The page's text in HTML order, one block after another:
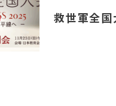
救世軍全